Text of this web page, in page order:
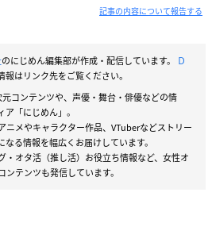
記事の内容について報告する
のにじめん編集部が作成・配信しています。
Ｄ
報はリンク先をご覧ください。
コンテンツや、声優・舞台・俳優などの情
「にじめん」。
ニメやキャラクター作品、VTuberなどストリー
る情報を幅広くお届けしています。
・オタ活（推し活）お役立ち情報など、女性オ
テンツも発信しています。